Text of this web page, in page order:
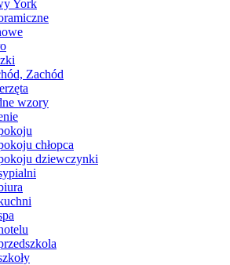
York
Zachód
wzory
chłopca
dziewczynki